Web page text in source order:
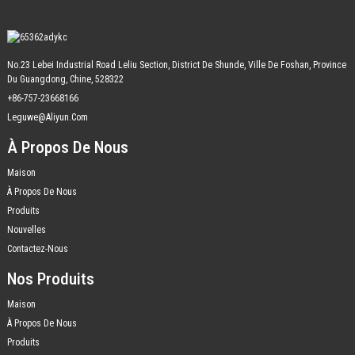
No.23 Lebei Industrial Road Leliu Section, District De Shunde, Ville De Foshan, Province
Du Guangdong, Chine, 528322
+86-757-23668166
Leguwe@aliyun.com
À Propos De Nous
Maison
À Propos De Nous
Produits
Nouvelles
Contactez-Nous
Nos Produits
Maison
À Propos De Nous
Produits